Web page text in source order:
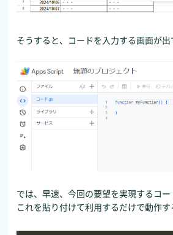
そうすると、コードを入力する画面が出
では、早速、今回の要望を実現するコー
これを貼り付けて利用するだけで動作す